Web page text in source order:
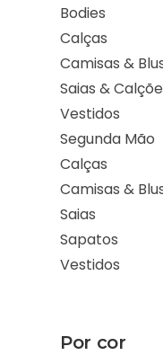
Bodies
Calças
Camisas &
Saias &
Vestidos
Segunda Mão
Calças
Camisas &
Saias
Sapatos
Vestidos
Por cor